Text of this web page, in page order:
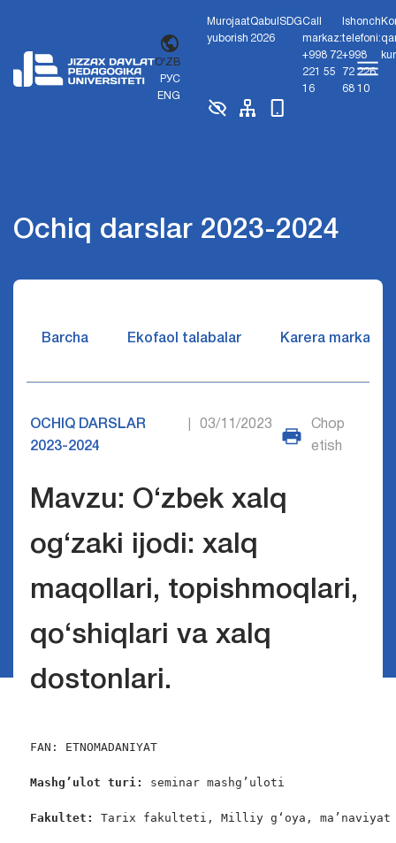
O'ZB
РУС
ENG
Murojaat
yuborish
Qabul
2026
SDGCall
markaz:
+998 72
221 55
16
Ishonch
telefoni:
+998
72 226
68 10
Ochiq darslar 2023-2024
Barcha Ekofaol talabalar Karera markazi
OCHIQ DARSLAR
2023-2024
03/11/2023
Chop
etish
Mavzu: O‘zbek xalq
og‘zaki ijodi: xalq
maqollari, topishmoqlari,
qo‘shiqlari va xalq
dostonlari.
FAN: ETNOMADANIYAT
Mashg’ulot turi: seminar mashg’uloti
Fakultet: Tarix fakulteti, Milliy g‘oya,